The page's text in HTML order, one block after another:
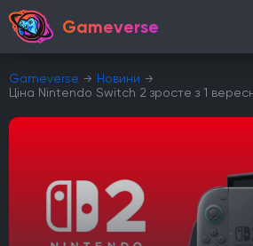
Gameverse
Gameverse
Новини
Ціна Nintendo Switch 2 зросте з 1